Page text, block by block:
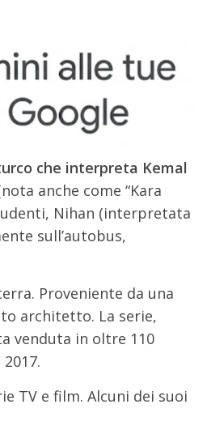
che interpreta Kemal
anche come “Kara
Nihan (interpretata
sull’autobus,
Proveniente da una
architetto. La serie,
venduta in oltre 110
TV e film. Alcuni dei suoi